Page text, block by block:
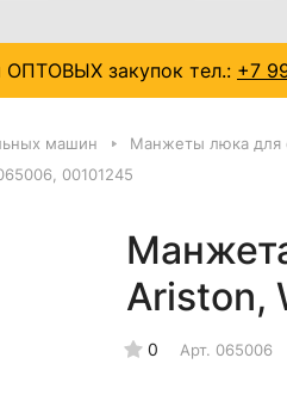
ОПТОВЫХ закупок тел.: +7
машин
Манжеты люка для
00101245
Ariston,
0 Арт. 065006